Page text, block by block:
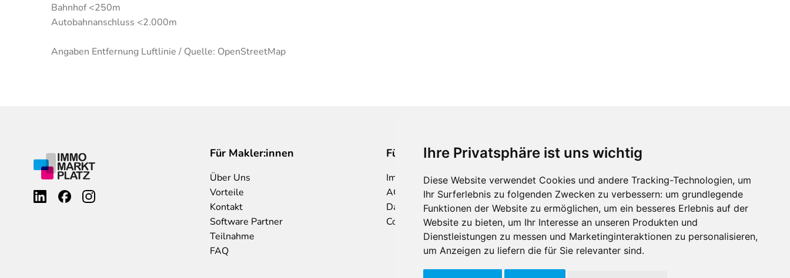
Ihre Privatsphäre ist uns wichtig
Diese Website verwendet Cookies und andere Tracking-Technologien, um
Ihr Surferlebnis zu folgenden Zwecken zu verbessern: um grundlegende
Funktionen der Website zu ermöglichen, um ein besseres Erlebnis auf der
Website zu bieten, um Ihr Interesse an unseren Produkten und
Dienstleistungen zu messen und Marketinginteraktionen zu personalisieren,
um Anzeigen zu liefern die für Sie relevanter sind.
Bahnhof <250m
Autobahnanschluss <2.000m
Angaben Entfernung Luftlinie / Quelle: OpenStreetMap
Für Makler:innen
Über Uns
Vorteile
Kontakt
Software Partner
Teilnahme
FAQ
Für Makler:innen
Impressum
AGB
Datenschutzklärung
Cookie Richtlinie
Immobilienmarktplatz Newsletter
Erhalten Sie regelmäßig Neuigkeiten und
Serviceangebote zu Themen rund um die
Immobilie.